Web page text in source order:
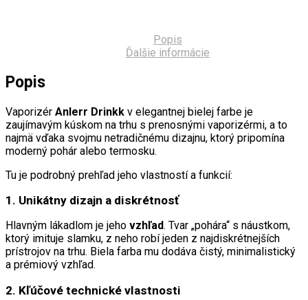
Popis
Ďalšie informácie
Popis
Vaporizér Anlerr Drinkk v elegantnej bielej farbe je
zaujímavým kúskom na trhu s prenosnými vaporizérmi, a to
najmä vďaka svojmu netradičnému dizajnu, ktorý pripomína
moderný pohár alebo termosku.
Tu je podrobný prehľad jeho vlastností a funkcií:
1. Unikátny dizajn a diskrétnosť
Hlavným lákadlom je jeho vzhľad. Tvar „pohára“ s náustkom,
ktorý imituje slamku, z neho robí jeden z najdiskrétnejších
prístrojov na trhu. Biela farba mu dodáva čistý, minimalistický
a prémiový vzhľad.
2. Kľúčové technické vlastnosti